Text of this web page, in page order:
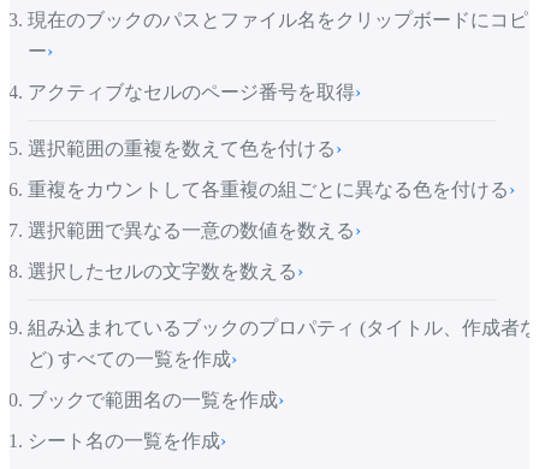
現在のブックのパスとファイル名をクリップボードにコピ
ー›
アクティブなセルのページ番号を取得›
選択範囲の重複を数えて色を付ける›
重複をカウントして各重複の組ごとに異なる色を付ける›
選択範囲で異なる一意の数値を数える›
選択したセルの文字数を数える›
組み込まれているブックのプロパティ (タイトル、作成者な
ど) すべての一覧を作成›
ブックで範囲名の一覧を作成›
シート名の一覧を作成›